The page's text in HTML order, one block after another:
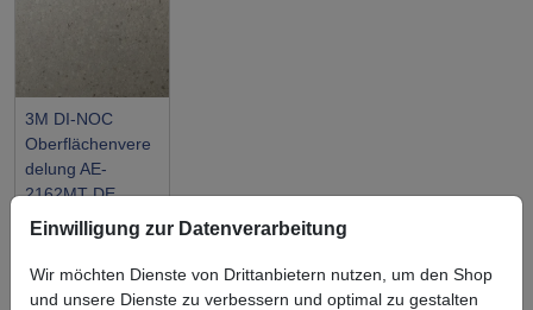
3M DI-NOC
Oberflächenvere
delung AE-
2162MT DE
Einwilligung zur Datenverarbeitung
Wir möchten Dienste von Drittanbietern nutzen, um den Shop
und unsere Dienste zu verbessern und optimal zu gestalten